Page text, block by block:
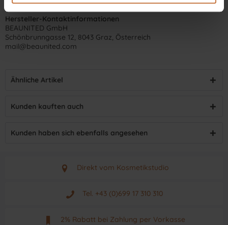
Hersteller-Kontaktinformationen
BEAUNITED GmbH
Schönbrunngasse 12, 8043 Graz, Österreich
mail@beaunited.com
Ähnliche Artikel
Kunden kauften auch
Kunden haben sich ebenfalls angesehen
Direkt vom Kosmetikstudio
Aus Graz - Österreich
Tel. +43 (0)699 17 310 310
Mo - Fr. von 9 - 17 Uhr
2% Rabatt bei Zahlung per Vorkasse